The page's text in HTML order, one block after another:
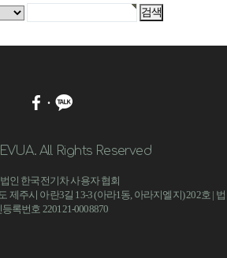
All Rights Reserved
인 한국전기차 사용자 협회
제주시 아란3길 13-3 (아라1동, 아라지엘지) 202호 | 법
등록번호 220121-0008870